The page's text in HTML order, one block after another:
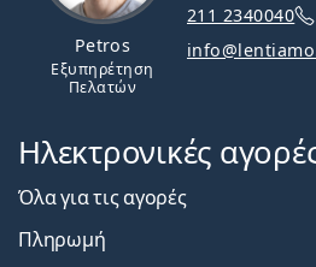
Petros
Εξυπηρέτηση
Πελατών
211 2340040
Ηλεκτρονικές
Όλα για τις αγορές
Πληρωμή